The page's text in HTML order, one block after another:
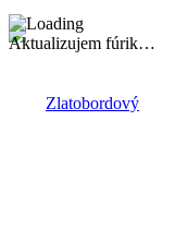
Aktualizujem fúrik…